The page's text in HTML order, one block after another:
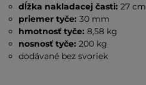
dĺžka nakladacej časti: 27 cm
priemer tyče: 30 mm
hmotnosť tyče: 8,58 kg
nosnosť tyče: 200 kg
dodávané bez svoriek